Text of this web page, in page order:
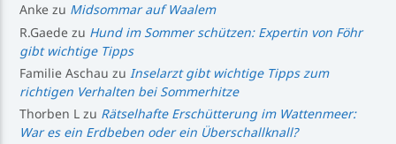
Anke zu Midsommar auf Waalem
R.Gaede zu Hund im Sommer schützen: Expertin von Föhr
gibt wichtige Tipps
Familie Aschau zuInselarzt gibt wichtige Tipps zum
richtigen Verhalten bei Sommerhitze
Thorben L zu Rätselhafte Erschütterung im Wattenmeer:
War es ein Erdbeben oder ein Überschallknall?